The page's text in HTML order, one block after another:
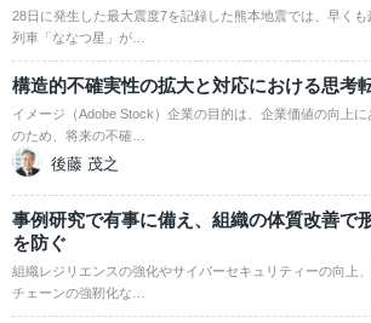
28日に発生した最大震度7を記録した熊本地震では、早くも
列車「ななつ星」が…
構造的不確実性の拡大と対応における思考
イメージ（Adobe Stock）企業の目的は、企業価値の向上に
のため、将来の不確…
後藤 茂之
事例研究で有事に備え、組織の体質改善で
を防ぐ
組織レジリエンスの強化やサイバーセキュリティーの向上
チェーンの強靭化な…